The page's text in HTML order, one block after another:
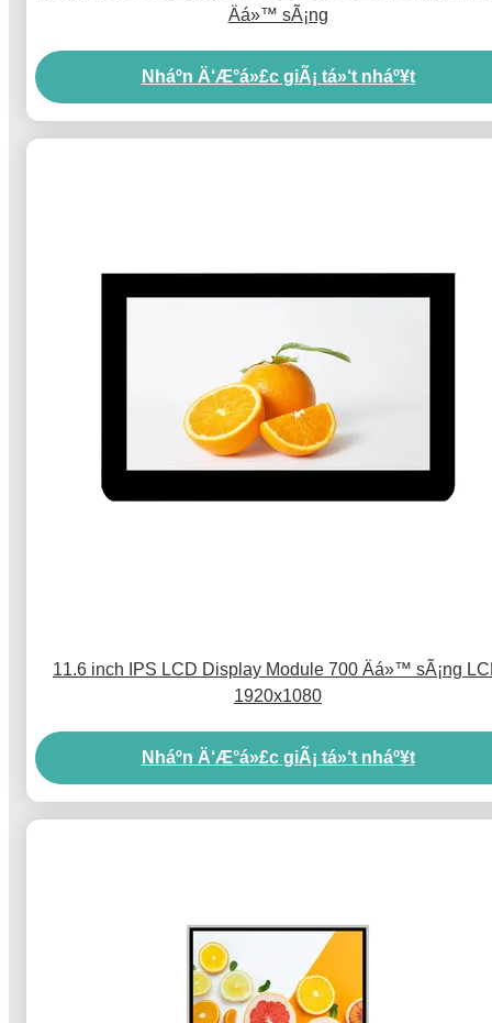
Äá»™ sÃ¡ng
Nháº­n Ä‘Æ°á»£c giÃ¡ tá»‘t nháº¥t
11.6 inch IPS LCD Display Module 700 Äá»™ sÃ¡ng
1920x1080
Nháº­n Ä‘Æ°á»£c giÃ¡ tá»‘t nháº¥t